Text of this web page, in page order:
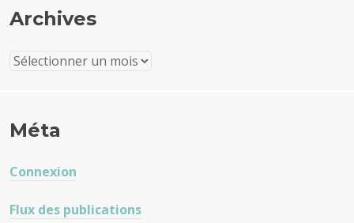
Archives
Archives
Méta
Connexion
Flux des publications